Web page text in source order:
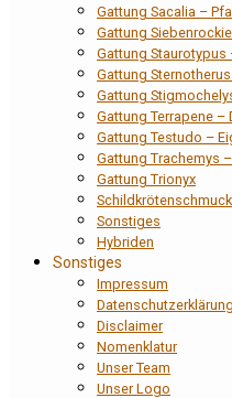
Gattung Sacalia –
Gattung
Gattung
Gattung
Gattung
Gattung Terrapene
Gattung Testudo –
Gattung Trachemys
Gattung Trionyx
Schildkrötenschmuck
Sonstiges
Hybriden
Sonstiges
Impressum
Datenschutzerklärung
Disclaimer
Nomenklatur
Unser Team
Unser Logo